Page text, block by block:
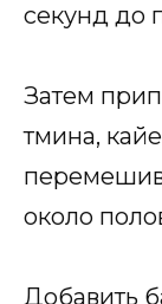
секунд до
Затем
тмина,
около
Добавить